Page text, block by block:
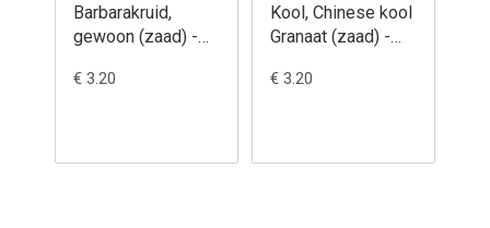
Barbarakruid,
gewoon (zaad) -
€ 3.20
Kool, Chinese kool
Granaat (zaad) -
pekinensis
€ 3.20